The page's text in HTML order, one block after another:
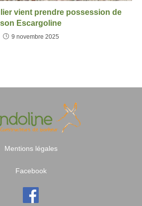
vient prendre possession de
son Escargoline
9 novembre 2025
Mentions légales
Facebook